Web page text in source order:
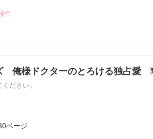
生
医者を目指す事になった、男の子。
俺様ドクターのとろける独占愛
ださい」
ページ